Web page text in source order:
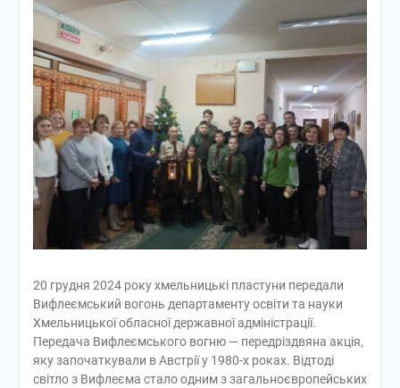
20 грудня 2024 року хмельницькі пластуни передали
Вифлеємський вогонь департаменту освіти та науки
Хмельницької обласної державної адміністрації.
Передача Вифлеємського вогню — передріздвяна акція,
яку започаткували в Австрії у 1980-х роках. Відтоді
світло з Вифлеєма стало одним з загальноєвропейських